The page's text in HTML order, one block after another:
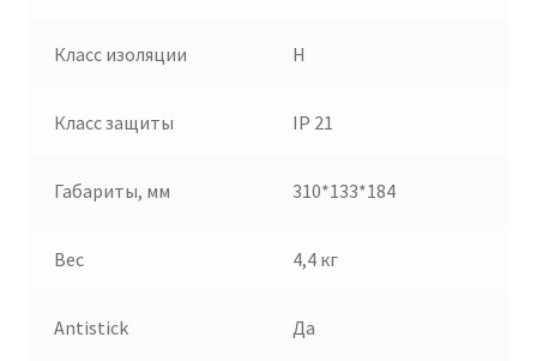
Класс изоляции Н
Класс защиты IP 21
Габариты, мм 310*133*184
Вес 4,4 кг
Antistick Да